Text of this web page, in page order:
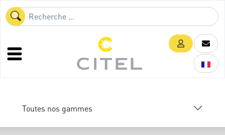
Toutes nos gammes